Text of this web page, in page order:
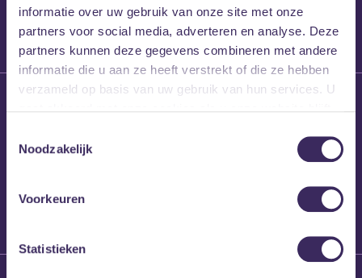
informatie over uw gebruik van onze site met onze
partners voor social media, adverteren en analyse. Deze
partners kunnen deze gegevens combineren met andere
informatie die u aan ze heeft verstrekt of die ze hebben
verzameld op basis van uw gebruik van hun services. U
Noodzakelijk
Voorkeuren
Statistieken
26 maart 2026